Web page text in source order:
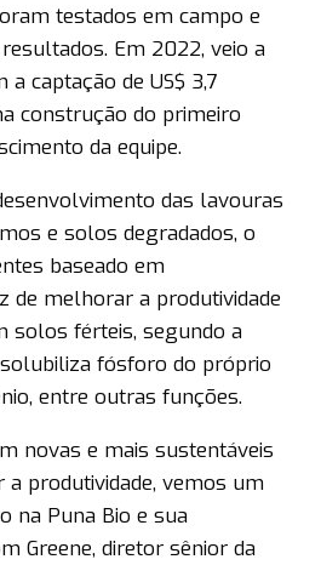
testados em campo e
Em 2022, veio a
a captação de US$ 3,7
construção do primeiro
da equipe.
das lavouras
e solos degradados, o
baseado em
de melhorar a produtividade
solos férteis, segundo a
fósforo do próprio
entre outras funções.
novas e mais sustentáveis
produtividade, vemos um
na Puna Bio e sua
Greene, diretor sênior da